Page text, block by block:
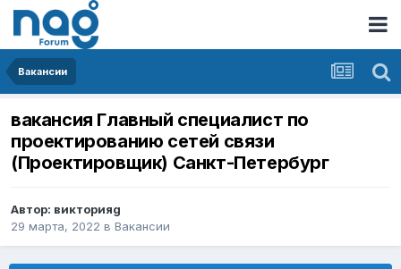
Вакансии
вакансия Главный специалист по
проектированию сетей связи
(Проектировщик) Санкт-Петербург
Автор: викторияg
29 марта, 2022 в Вакансии